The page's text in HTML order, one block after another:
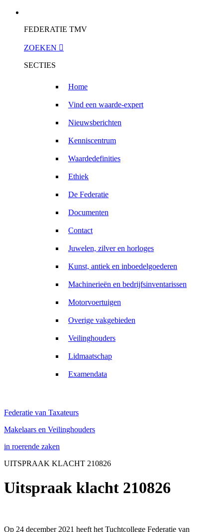
FEDERATIE TMV
ZOEKEN 
SECTIES
Home
Vind een waarde-expert
Nieuwsberichten
Kenniscentrum
Waardedefinities
Ethiek
De Federatie
Documenten
Contact
Juwelen, zilver en horloges
Kunst, antiek en inboedelgoederen
Machinerieën en bedrijfsinventarissen
Motorvoertuigen
Overige vakgebieden
Veilinghouders
Lidmaatschap
Examendata
Federatie van Taxateurs
Makelaars en Veilinghouders
in roerende zaken
UITSPRAAK KLACHT 210826
Uitspraak klacht 210826
Op 24 december 2021 heeft het Tuchtcollege Federatie van